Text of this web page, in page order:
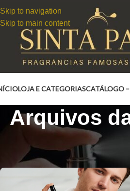
Skip to navigation
Skip to main content
LOJA E CATEGORIASCATÁLOGO
Arquivos